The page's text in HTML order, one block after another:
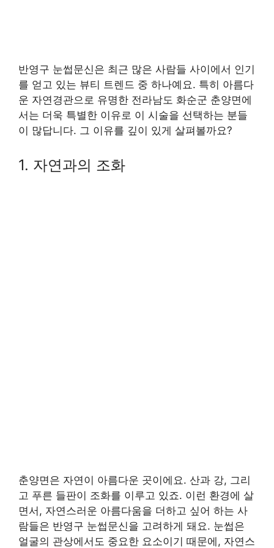
반영구 눈썹문신은 최근 많은 사람들 사이에서 인기
를 얻고 있는 뷰티 트렌드 중 하나예요. 특히 아름다
운 자연경관으로 유명한 전라남도 화순군 춘양면에
서는 더욱 특별한 이유로 이 시술을 선택하는 분들
이 많답니다. 그 이유를 깊이 있게 살펴볼까요?
1. 자연과의 조화
춘양면은 자연이 아름다운 곳이에요. 산과 강, 그리
고 푸른 들판이 조화를 이루고 있죠. 이런 환경에 살
면서, 자연스러운 아름다움을 더하고 싶어 하는 사
람들은 반영구 눈썹문신을 고려하게 돼요. 눈썹은
얼굴의 관상에서도 중요한 요소이기 때문에, 자연스